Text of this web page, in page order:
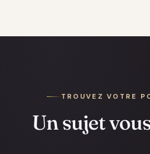
TROUVEZ VOTRE
Un sujet